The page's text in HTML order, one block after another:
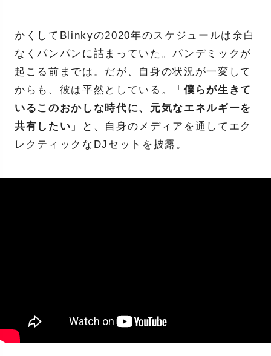
かくしてBlinkyの2020年のスケジュールは余白
なくパンパンに詰まっていた。パンデミックが
起こる前までは。だが、自身の状況が一変して
からも、彼は平然としている。「 僕らが生きて
いるこのおかしな時代に、元気なエネルギーを
共有したい 」と、自身のメディアを通してエク
レクティックなDJセットを披露。